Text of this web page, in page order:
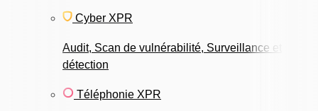
Cyber XPR
Audit, Scan de vulnérabilité, Surveillance et
détection
Téléphonie XPR